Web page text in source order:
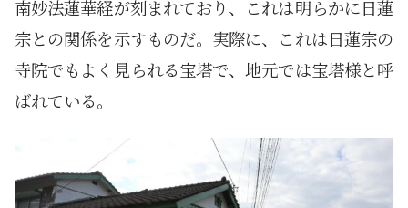
南妙法蓮華経が刻まれており、これは明らかに日蓮
宗との関係を示すものだ。実際に、これは日蓮宗の
寺院でもよく見られる宝塔で、地元では宝塔様と呼
ばれている。